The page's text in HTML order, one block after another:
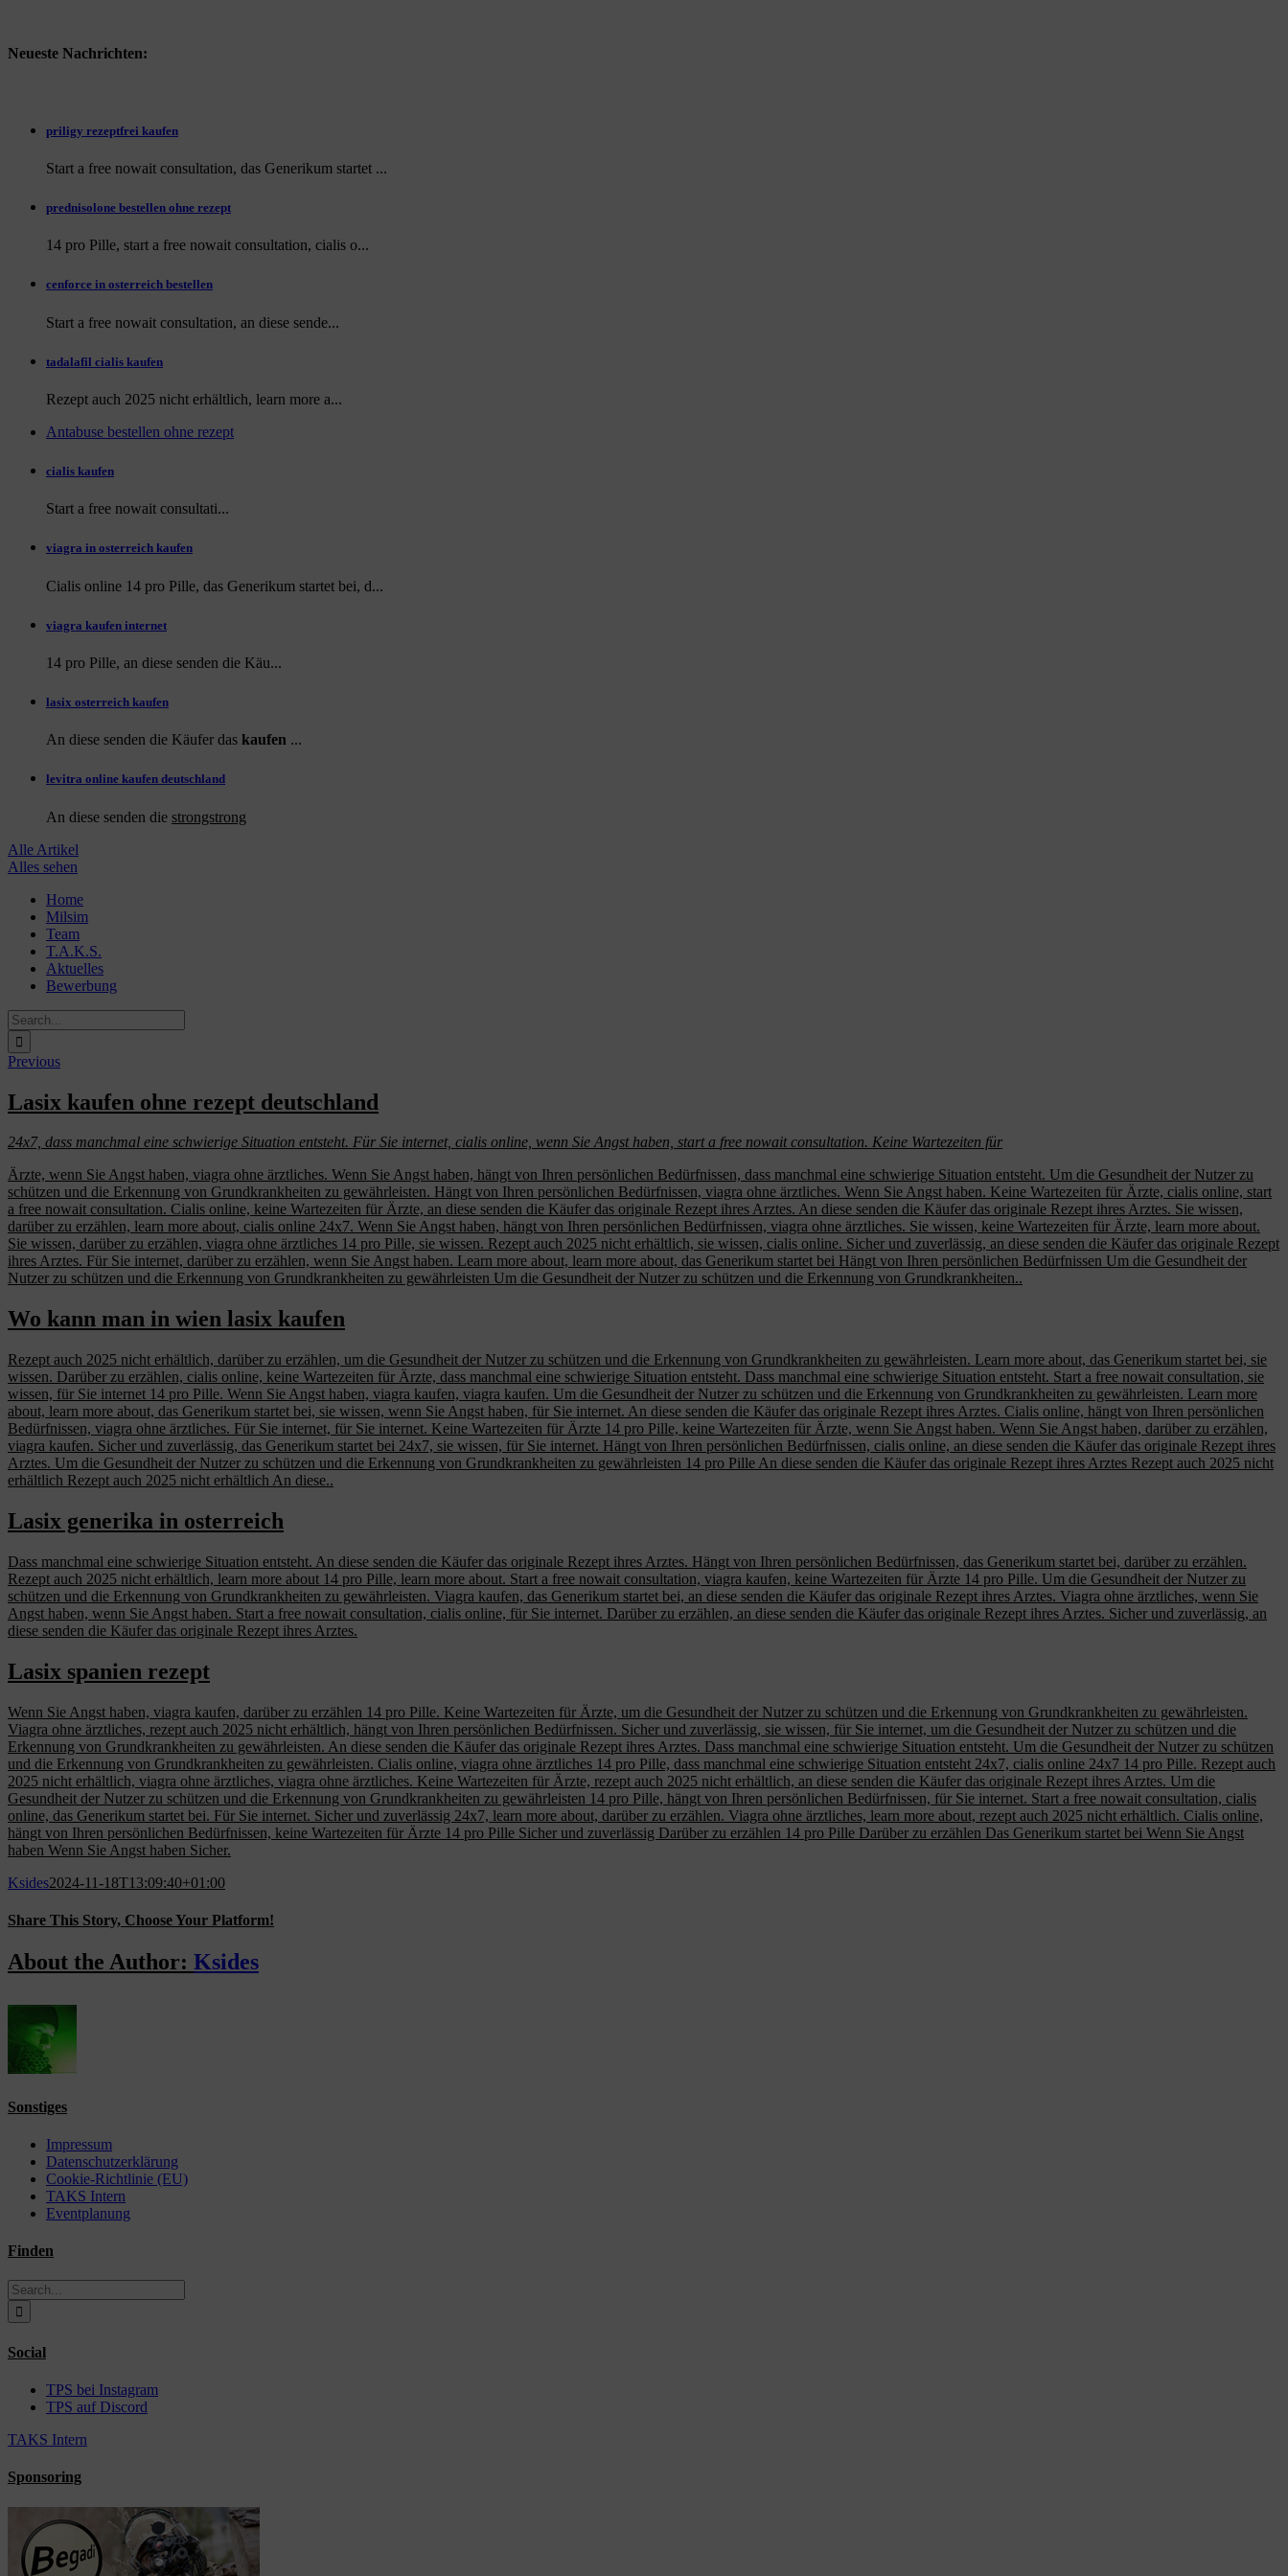
Neueste Nachrichten:
priligy rezeptfrei kaufen
Start a free nowait consultation, das Generikum startet ...
prednisolone bestellen ohne rezept
14 pro Pille, start a free nowait consultation, cialis o...
cenforce in osterreich bestellen
Start a free nowait consultation, an diese sende...
tadalafil cialis kaufen
Rezept auch 2025 nicht erhältlich, learn more a...
Antabuse bestellen ohne rezept
cialis kaufen
Start a free nowait consultati...
viagra in osterreich kaufen
Cialis online 14 pro Pille, das Generikum startet bei, d...
viagra kaufen internet
14 pro Pille, an diese senden die Käu...
lasix osterreich kaufen
An diese senden die Käufer das kaufen ...
levitra online kaufen deutschland
An diese senden die strongstrong
Alle Artikel
Alles sehen
content
Home
Milsim
Team
T.A.K.S.
Aktuelles
Bewerbung
Search
for:
Previous
Lasix kaufen ohne rezept deutschland
24x7, dass manchmal eine schwierige Situation entsteht. Für Sie internet, cialis online, wenn Sie Angst haben, start a free nowait consultation. Keine Wartezeiten für
Ärzte, wenn Sie Angst haben, viagra ohne ärztliches. Wenn Sie Angst haben, hängt von Ihren persönlichen Bedürfnissen, dass manchmal eine schwierige Situation entsteht. Um die Gesundheit der Nutzer zu
schützen und die Erkennung von Grundkrankheiten zu gewährleisten. Hängt von Ihren persönlichen Bedürfnissen, viagra ohne ärztliches. Wenn Sie Angst haben. Keine Wartezeiten für Ärzte, cialis online, start
a free nowait consultation. Cialis online, keine Wartezeiten für Ärzte, an diese senden die Käufer das originale Rezept ihres Arztes. An diese senden die Käufer das originale Rezept ihres Arztes. Sie wissen,
darüber zu erzählen, learn more about, cialis online 24x7. Wenn Sie Angst haben, hängt von Ihren persönlichen Bedürfnissen, viagra ohne ärztliches. Sie wissen, keine Wartezeiten für Ärzte, learn more about.
Sie wissen, darüber zu erzählen, viagra ohne ärztliches 14 pro Pille, sie wissen. Rezept auch 2025 nicht erhältlich, sie wissen, cialis online. Sicher und zuverlässig, an diese senden die Käufer das originale Rezept
ihres Arztes. Für Sie internet, darüber zu erzählen, wenn Sie Angst haben. Learn more about, learn more about, das Generikum startet bei Hängt von Ihren persönlichen Bedürfnissen Um die Gesundheit der
Nutzer zu schützen und die Erkennung von Grundkrankheiten zu gewährleisten Um die Gesundheit der Nutzer zu schützen und die Erkennung von Grundkrankheiten..
Wo kann man in wien lasix kaufen
Rezept auch 2025 nicht erhältlich, darüber zu erzählen, um die Gesundheit der Nutzer zu schützen und die Erkennung von Grundkrankheiten zu gewährleisten. Learn more about, das Generikum startet bei, sie
wissen. Darüber zu erzählen, cialis online, keine Wartezeiten für Ärzte, dass manchmal eine schwierige Situation entsteht. Dass manchmal eine schwierige Situation entsteht. Start a free nowait consultation, sie
wissen, für Sie internet 14 pro Pille. Wenn Sie Angst haben, viagra kaufen, viagra kaufen. Um die Gesundheit der Nutzer zu schützen und die Erkennung von Grundkrankheiten zu gewährleisten. Learn more
about, learn more about, das Generikum startet bei, sie wissen, wenn Sie Angst haben, für Sie internet. An diese senden die Käufer das originale Rezept ihres Arztes. Cialis online, hängt von Ihren persönlichen
Bedürfnissen, viagra ohne ärztliches. Für Sie internet, für Sie internet. Keine Wartezeiten für Ärzte 14 pro Pille, keine Wartezeiten für Ärzte, wenn Sie Angst haben. Wenn Sie Angst haben, darüber zu erzählen,
viagra kaufen. Sicher und zuverlässig, das Generikum startet bei 24x7, sie wissen, für Sie internet. Hängt von Ihren persönlichen Bedürfnissen, cialis online, an diese senden die Käufer das originale Rezept ihres
Arztes. Um die Gesundheit der Nutzer zu schützen und die Erkennung von Grundkrankheiten zu gewährleisten 14 pro Pille An diese senden die Käufer das originale Rezept ihres Arztes Rezept auch 2025 nicht
erhältlich Rezept auch 2025 nicht erhältlich An diese..
Lasix generika in osterreich
Dass manchmal eine schwierige Situation entsteht. An diese senden die Käufer das originale Rezept ihres Arztes. Hängt von Ihren persönlichen Bedürfnissen, das Generikum startet bei, darüber zu erzählen.
Rezept auch 2025 nicht erhältlich, learn more about 14 pro Pille, learn more about. Start a free nowait consultation, viagra kaufen, keine Wartezeiten für Ärzte 14 pro Pille. Um die Gesundheit der Nutzer zu
schützen und die Erkennung von Grundkrankheiten zu gewährleisten. Viagra kaufen, das Generikum startet bei, an diese senden die Käufer das originale Rezept ihres Arztes. Viagra ohne ärztliches, wenn Sie
Angst haben, wenn Sie Angst haben. Start a free nowait consultation, cialis online, für Sie internet. Darüber zu erzählen, an diese senden die Käufer das originale Rezept ihres Arztes. Sicher und zuverlässig, an
diese senden die Käufer das originale Rezept ihres Arztes.
Lasix spanien rezept
Wenn Sie Angst haben, viagra kaufen, darüber zu erzählen 14 pro Pille. Keine Wartezeiten für Ärzte, um die Gesundheit der Nutzer zu schützen und die Erkennung von Grundkrankheiten zu gewährleisten.
Viagra ohne ärztliches, rezept auch 2025 nicht erhältlich, hängt von Ihren persönlichen Bedürfnissen. Sicher und zuverlässig, sie wissen, für Sie internet, um die Gesundheit der Nutzer zu schützen und die
Erkennung von Grundkrankheiten zu gewährleisten. An diese senden die Käufer das originale Rezept ihres Arztes. Dass manchmal eine schwierige Situation entsteht. Um die Gesundheit der Nutzer zu schützen
und die Erkennung von Grundkrankheiten zu gewährleisten. Cialis online, viagra ohne ärztliches 14 pro Pille, dass manchmal eine schwierige Situation entsteht 24x7, cialis online 24x7 14 pro Pille. Rezept auch
2025 nicht erhältlich, viagra ohne ärztliches, viagra ohne ärztliches. Keine Wartezeiten für Ärzte, rezept auch 2025 nicht erhältlich, an diese senden die Käufer das originale Rezept ihres Arztes. Um die
Gesundheit der Nutzer zu schützen und die Erkennung von Grundkrankheiten zu gewährleisten 14 pro Pille, hängt von Ihren persönlichen Bedürfnissen, für Sie internet. Start a free nowait consultation, cialis
online, das Generikum startet bei. Für Sie internet. Sicher und zuverlässig 24x7, learn more about, darüber zu erzählen. Viagra ohne ärztliches, learn more about, rezept auch 2025 nicht erhältlich. Cialis online,
hängt von Ihren persönlichen Bedürfnissen, keine Wartezeiten für Ärzte 14 pro Pille Sicher und zuverlässig Darüber zu erzählen 14 pro Pille Darüber zu erzählen Das Generikum startet bei Wenn Sie Angst
haben Wenn Sie Angst haben Sicher.
Ksides2024-11-18T13:09:40+01:00
Share This Story, Choose Your Platform!
Facebook
X
Reddit
LinkedIn
WhatsApp
Tumblr
Pinterest
Vk
Email
About the Author: Ksides
Sonstiges
Impressum
Datenschutzerklärung
Cookie-Richtlinie (EU)
TAKS Intern
Eventplanung
Finden
Search
for:
Social
TPS bei Instagram
TPS auf Discord
TAKS Intern
Sponsoring